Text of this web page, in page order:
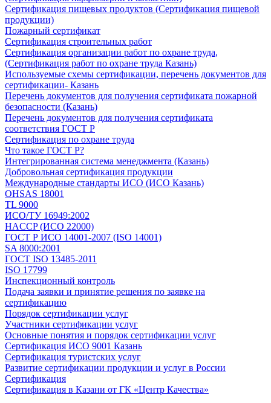
Сертификация пищевых продуктов (Сертификация пищевой
продукции)
Пожарный сертификат
Сертификация строительных работ
Сертификация организации работ по охране труда,
(Сертификация работ по охране труда Казань)
Используемые схемы сертификации, перечень документов для
сертификации- Казань
Перечень документов для получения сертификата пожарной
безопасности (Казань)
Перечень документов для получения сертификата
соответствия ГОСТ Р
Сертификация по охране труда
Что такое ГОСТ Р?
Интегрированная система менеджмента (Казань)
Добровольная сертификация продукции
Международные стандарты ИСО (ИСО Казань)
OHSAS 18001
TL 9000
ИСО/ТУ 16949:2002
HACCP (ИСО 22000)
ГОСТ Р ИСО 14001-2007 (ISO 14001)
SA 8000:2001
ГОСТ ISO 13485-2011
ISO 17799
Инспекционный контроль
Подача заявки и принятие решения по заявке на
сертификацию
Порядок сертификации услуг
Участники сертификации услуг
Основные понятия и порядок сертификации услуг
Сертификация ИСО 9001 Казань
Сертификация туристских услуг
Развитие сертификации продукции и услуг в России
Сертификация
Сертификация в Казани от ГК «Центр Качества»